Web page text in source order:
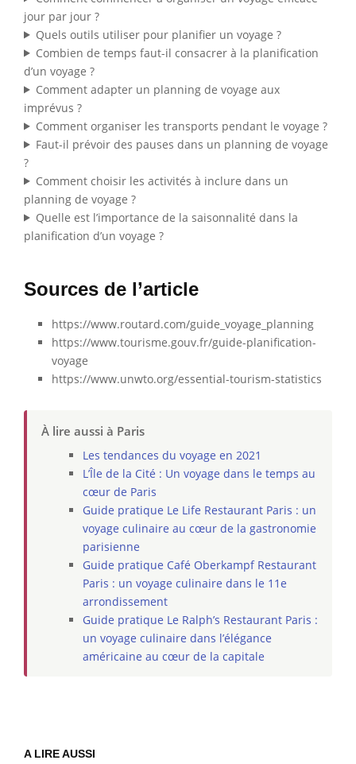
jour par jour ?
Quels outils utiliser pour planifier un voyage ?
Combien de temps faut-il consacrer à la planification
d’un voyage ?
Comment adapter un planning de voyage aux
imprévus ?
Comment organiser les transports pendant le voyage ?
Faut-il prévoir des pauses dans un planning de voyage
?
Comment choisir les activités à inclure dans un
planning de voyage ?
Quelle est l’importance de la saisonnalité dans la
planification d’un voyage ?
Sources de l’article
https://www.routard.com/guide_voyage_planning
https://www.tourisme.gouv.fr/guide-planification-
voyage
https://www.unwto.org/essential-tourism-statistics
À lire aussi à Paris
Les tendances du voyage en 2021
L’Île de la Cité : Un voyage dans le temps au
cœur de Paris
Guide pratique Le Life Restaurant Paris : un
voyage culinaire au cœur de la gastronomie
parisienne
Guide pratique Café Oberkampf Restaurant
Paris : un voyage culinaire dans le 11e
arrondissement
Guide pratique Le Ralph’s Restaurant Paris :
un voyage culinaire dans l’élégance
américaine au cœur de la capitale
A LIRE AUSSI